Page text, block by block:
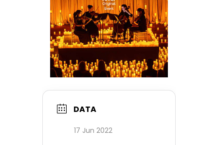
DATA
17 Jun 2022